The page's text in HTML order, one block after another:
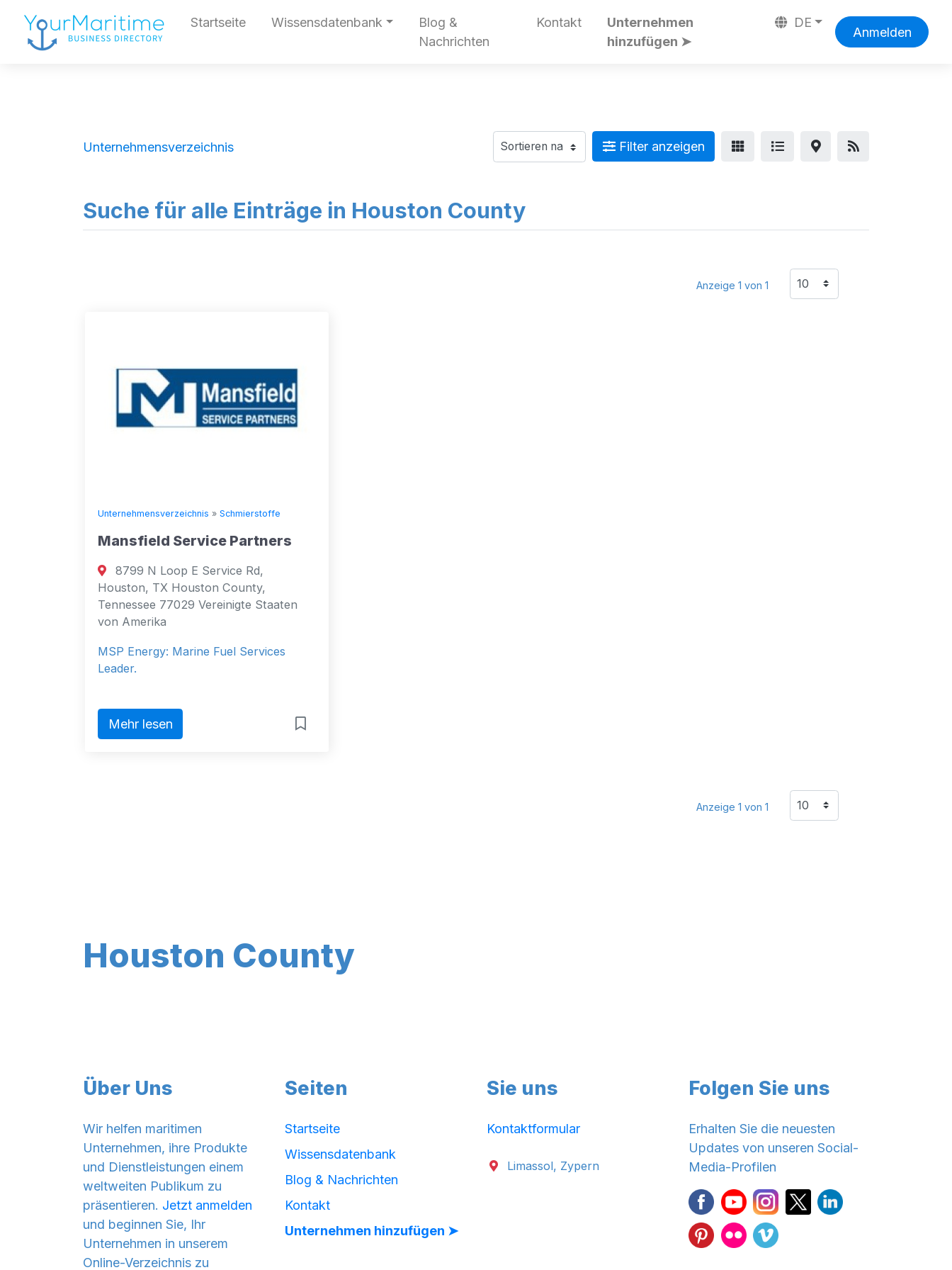
Startseite Wissensdatenbank
Blog &
Nachrichten
Kontakt
Unternehmen
hinzufügen ➤
DE
Anmelden
Unternehmensverzeichnis Filter anzeigen
Suche für alle Einträge in Houston County
Anzeige 1 von 1
Unternehmensverzeichnis » Schmierstoffe
Mansfield Service Partners
8799 N Loop E Service Rd,
Houston, TX Houston County,
Tennessee 77029 Vereinigte Staaten
von Amerika
MSP Energy: Marine Fuel Services
Leader.
Mehr lesen
Anzeige 1 von 1
Houston County
Über Uns
Wir helfen maritimen
Unternehmen, ihre Produkte
und Dienstleistungen einem
weltweiten Publikum zu
präsentieren. Jetzt anmelden
und beginnen Sie, Ihr
Unternehmen in unserem
Online-Verzeichnis zu
Seiten
Startseite
Wissensdatenbank
Blog & Nachrichten
Kontakt
Unternehmen hinzufügen ➤
Sie uns
Kontaktformular
Limassol, Zypern
Folgen Sie uns
Erhalten Sie die neuesten
Updates von unseren Social-
Media-Profilen